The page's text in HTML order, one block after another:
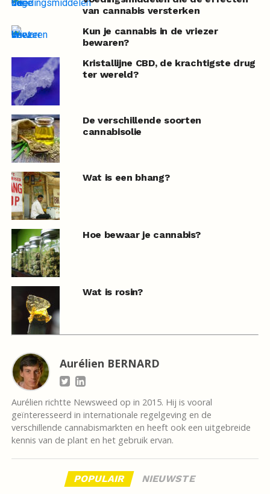
van cannabis versterken
Kun je cannabis in de vriezer
bewaren?
Kristallijne CBD, de krachtigste drug
ter wereld?
De verschillende soorten
cannabisolie
Wat is een bhang?
Hoe bewaar je cannabis?
Wat is rosin?
Aurélien BERNARD
Aurélien richtte Newsweed op in 2015. Hij is vooral
geïnteresseerd in internationale regelgeving en de
verschillende cannabismarkten en heeft ook een uitgebreide
kennis van de plant en het gebruik ervan.
POPULAIR NIEUWSTE